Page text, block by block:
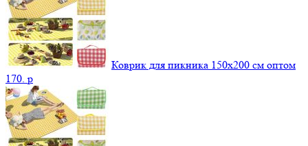
Коврик для пикника 150х200 см оптом
170. p